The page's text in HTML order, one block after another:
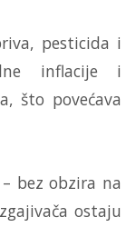
pesticida i
inflacije i
što povećava
bez obzira na
ostaju